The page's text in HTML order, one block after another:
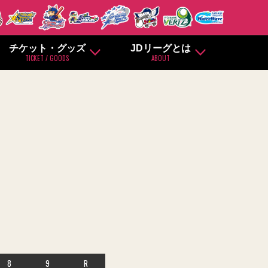
チケット・グッズ
TICKET / GOODS
JDリーグとは
ABOUT
8 9 R